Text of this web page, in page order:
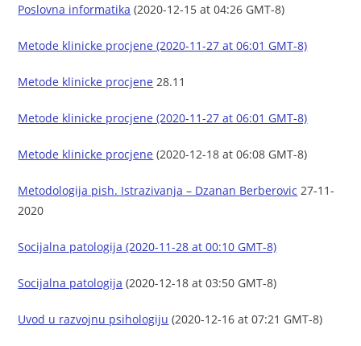
Poslovna informatika (2020-12-15 at 04:26 GMT-8)
Metode klinicke procjene (2020-11-27 at 06:01 GMT-8)
Metode klinicke procjene 28.11
Metode klinicke procjene (2020-11-27 at 06:01 GMT-8)
Metode klinicke procjene (2020-12-18 at 06:08 GMT-8)
Metodologija pish. Istrazivanja – Dzanan Berberovic 27-11-
2020
Socijalna patologija (2020-11-28 at 00:10 GMT-8)
Socijalna patologija (2020-12-18 at 03:50 GMT-8)
Uvod u razvojnu psihologiju (2020-12-16 at 07:21 GMT-8)